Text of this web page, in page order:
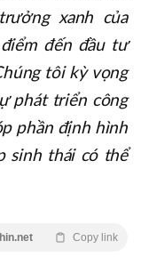
xanh của
đến đầu tư
tôi kỳ vọng
phát triển công
phần định hình
sinh thái có thể
Copy link